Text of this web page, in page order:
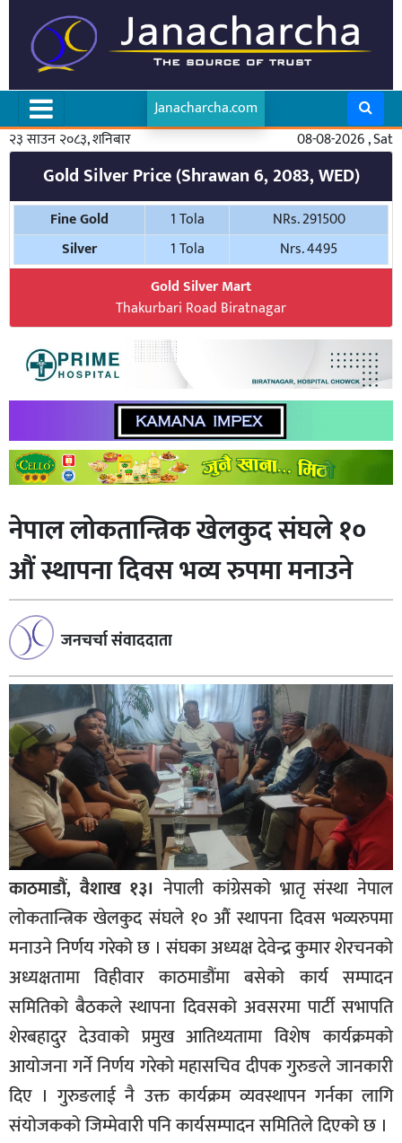
Janacharcha.com
२३ साउन २०८३, शनिबार
08-08-2026 , Sat
Gold Silver Price (Shrawan 6, 2083, WED)
Fine Gold 1 Tola
NRs. 291500
Silver
1 Tola
Nrs. 4495
Gold Silver Mart
Thakurbari Road Biratnagar
नेपाल लोकतान्त्रिक खेलकुद संघले १०
औं स्थापना दिवस भव्य रुपमा मनाउने
जनचर्चा संवाददाता
काठमाडौं, वैशाख १३। नेपाली कांग्रेसको भ्रातृ संस्था नेपाल
लोकतान्त्रिक खेलकुद संघले १० औं स्थापना दिवस भव्यरुपमा
मनाउने निर्णय गरेको छ । संघका अध्यक्ष देवेन्द्र कुमार शेरचनको
अध्यक्षतामा विहीवार काठमाडौंमा बसेको कार्य सम्पादन
समितिको बैठकले स्थापना दिवसको अवसरमा पार्टी सभापति
शेरबहादुर देउवाको प्रमुख आतिथ्यतामा विशेष कार्यक्रमको
आयोजना गर्ने निर्णय गरेको महासचिव दीपक गुरुङले जानकारी
दिए । गुरुङलाई नै उक्त कार्यक्रम व्यवस्थापन गर्नका लागि
संयोजकको जिम्मेवारी पनि कार्यसम्पादन समितिले दिएको छ ।